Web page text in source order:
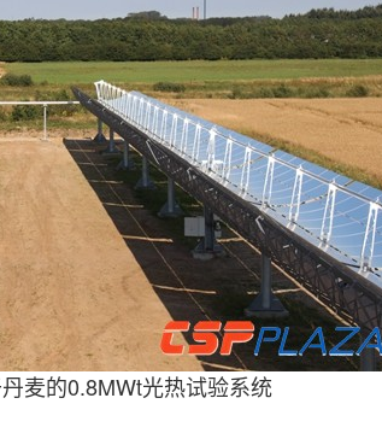
麦的0.8MWt光热试验系统